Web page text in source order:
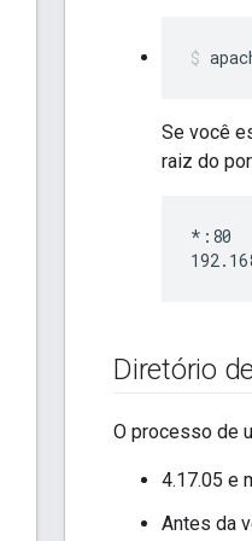
Se você
raiz do
*:80
Diretório
O processo de
4.17.05 e
Antes da